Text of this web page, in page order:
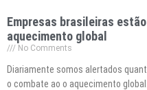
Empresas brasileiras
aquecimento global
No Comments
Diariamente somos alertados
o combate ao o aquecimento